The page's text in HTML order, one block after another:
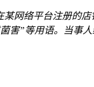
网络平台注册的
”等用语。当事